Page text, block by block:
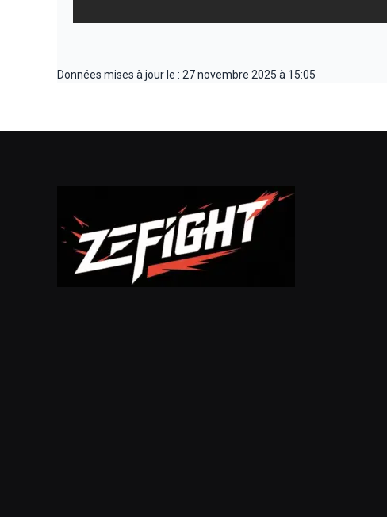
Données mises à jour le : 27 novembre 2025 à 15:05